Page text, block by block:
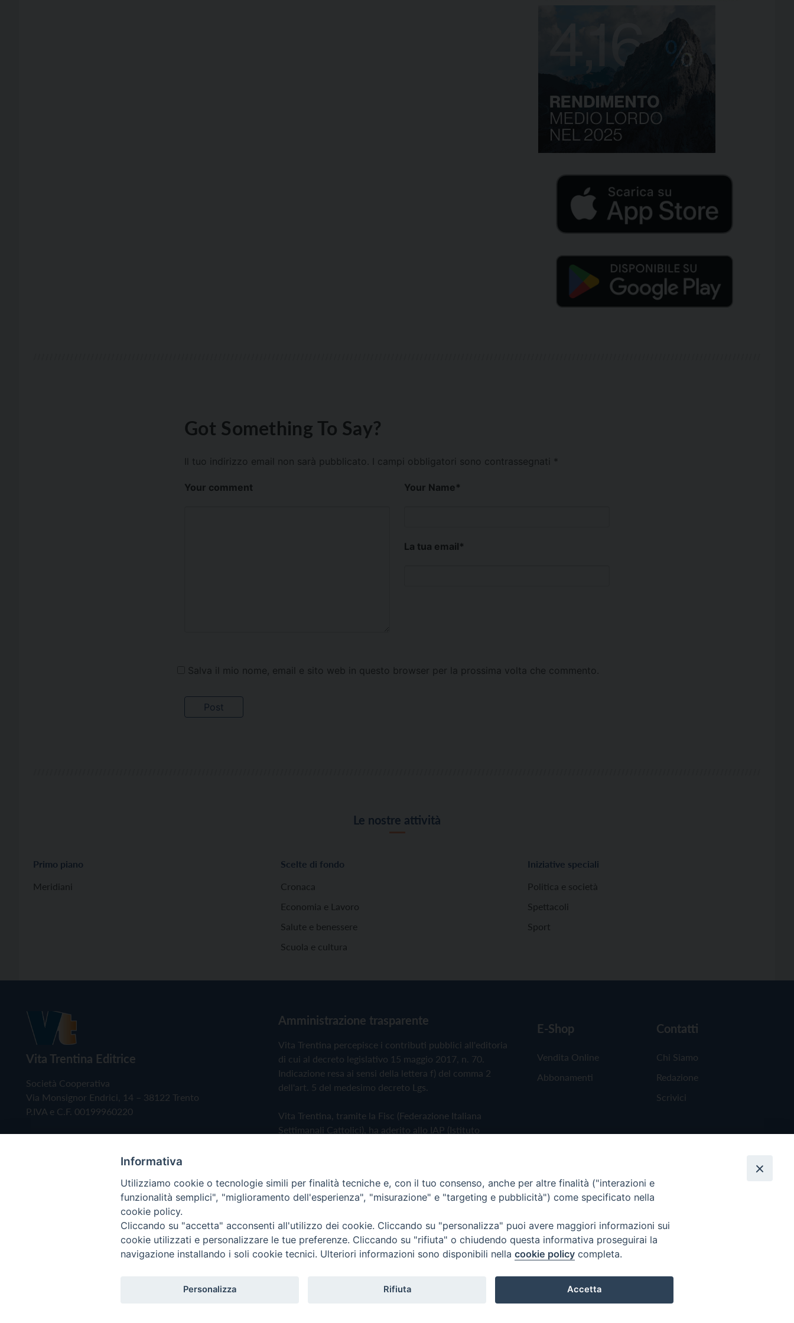
Got Something To Say?
Il tuo indirizzo email non sarà pubblicato. I campi obbligatori sono contrassegnati *
Your comment Your Name*
La tua email*
Salva il mio nome, email e sito web in questo browser per la prossima volta che commento.
Le nostre attività
Primo piano
Meridiani
Scelte di fondo
Cronaca
Economia e Lavoro
Salute e benessere
Scuola e cultura
Iniziative speciali
Politica e società
Spettacoli
Sport
Vita Trentina Editrice
Società Cooperativa
Via Monsignor Endrici, 14 – 38122 Trento
P.IVA e C.F. 00199960220
Amministrazione trasparente
Vita Trentina percepisce i contributi pubblici all'editoria
di cui al decreto legislativo 15 maggio 2017, n. 70.
Indicazione resa ai sensi della lettera f) del comma 2
dell'art. 5 del medesimo decreto Lgs.
Vita Trentina, tramite la Fisc (Federazione Italiana
Settimanali Cattolici), ha aderito allo IAP (Istituto
Privacy Policy Cookie Policy
E-Shop
Vendita Online
Abbonamenti
Contatti
Chi Siamo
Redazione
Scrivici
Copyright © 2019 - Tutti i diritti riservati - Vita Trentina Editrice
Informativa
Utilizziamo cookie o tecnologie simili per finalità tecniche e, con il tuo consenso, anche per altre finalità ("interazioni e
funzionalità semplici", "miglioramento dell'esperienza", "misurazione" e "targeting e pubblicità") come specificato nella
cookie policy.
Cliccando su "accetta" acconsenti all'utilizzo dei cookie. Cliccando su "personalizza" puoi avere maggiori informazioni sui
cookie utilizzati e personalizzare le tue preferenze. Cliccando su "rifiuta" o chiudendo questa informativa proseguirai la
navigazione installando i soli cookie tecnici. Ulteriori informazioni sono disponibili nella cookie policy completa.
Personalizza Rifiuta Accetta